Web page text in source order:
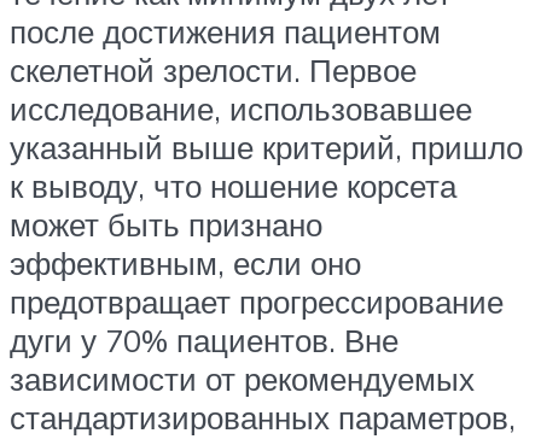
после достижения пациентом
скелетной зрелости. Первое
исследование, использовавшее
указанный выше критерий, пришло
к выводу, что ношение корсета
может быть признано
эффективным, если оно
предотвращает прогрессирование
дуги у 70% пациентов. Вне
зависимости от рекомендуемых
стандартизированных параметров,